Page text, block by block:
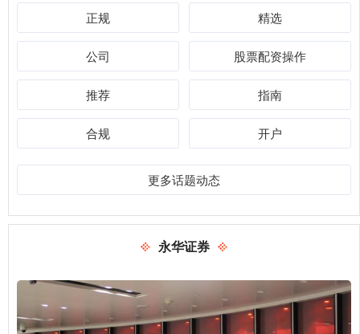
正规 精选
公司 股票配资操作
推荐 指南
合规 开户
更多话题动态
永华证券